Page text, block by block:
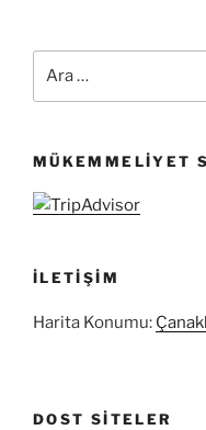
MÜKEMMELIYET
İLETIŞIM
Harita Konumu:
DOST SITELER